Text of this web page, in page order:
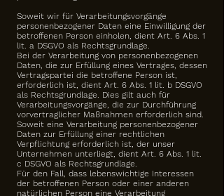
Soweit wir für Verarbeitungsvorgänge
personenbezogener Daten eine Einwilligung der
betroffenen Person einholen, dient Art. 6 Abs. 1
lit. a DSGVO als Rechtsgrundlage.
Bei der Verarbeitung von personenbezogenen
Daten, die zur Erfüllung eines Vertrages, dessen
Vertragspartei die betroffene Person ist,
erforderlich ist, dient Art. 6 Abs. 1 lit. b DSGVO
als Rechtsgrundlage. Dies gilt auch für
Verarbeitungsvorgänge, die zur Durchführung
vorvertraglicher Maßnahmen erforderlich sind.
Soweit eine Verarbeitung personenbezogener
Daten zur Erfüllung einer rechtlichen
Verpflichtung erforderlich ist, der unser
Unternehmen unterliegt, dient Art. 6 Abs. 1 lit.
c DSGVO als Rechtsgrundlage.
Für den Fall, dass lebenswichtige Interessen
der betroffenen Person oder einer anderen
natürlichen Person eine Verarbeitung